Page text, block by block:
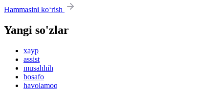
Hammasini ko‘rish
Yangi so'zlar
xayp
assist
musahhih
bosafo
havolamoq